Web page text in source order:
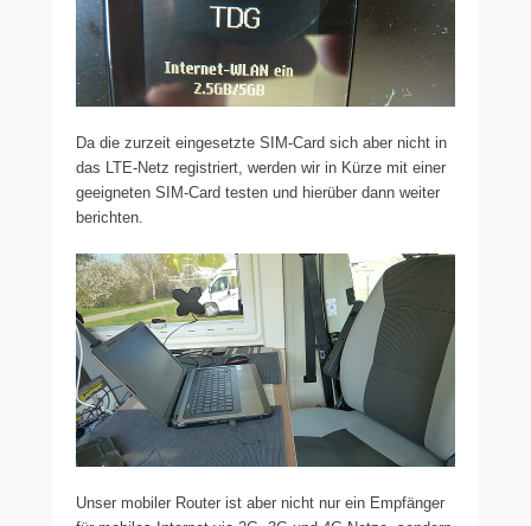
Da die zurzeit eingesetzte SIM-Card sich aber nicht in
das LTE-Netz registriert, werden wir in Kürze mit einer
geeigneten SIM-Card testen und hierüber dann weiter
berichten.
Unser mobiler Router ist aber nicht nur ein Empfänger